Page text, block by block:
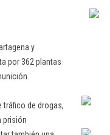
y
por 362 plantas
tráfico de drogas,
prisión